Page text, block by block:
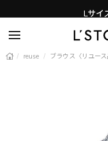
Lサイ
新着ア
/ reuse / ブラウス〈リユース